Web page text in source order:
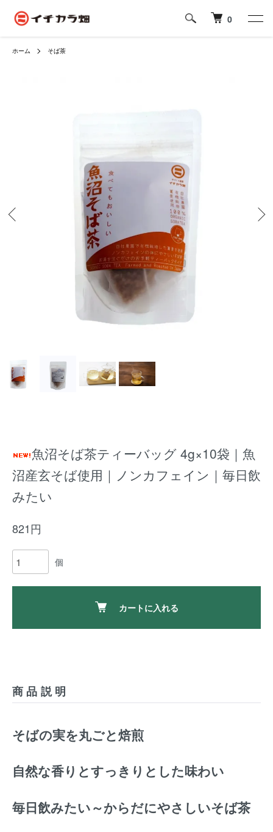
0
ホーム そば茶
魚沼そば茶ティーバッグ 4g×10袋｜魚
沼産玄そば使用｜ノンカフェイン｜毎日飲
みたい
821円
個
カートに入れる
商品説明
そばの実を丸ごと焙煎
自然な香りとすっきりとした味わい
毎日飲みたい～からだにやさしいそば茶